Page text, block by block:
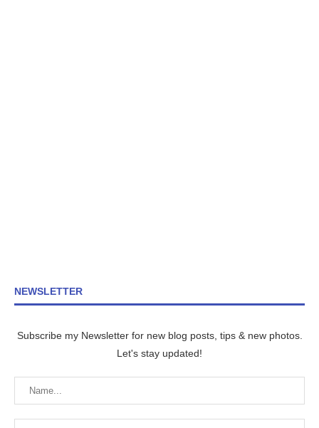
NEWSLETTER
Subscribe my Newsletter for new blog posts, tips & new photos.
Let's stay updated!